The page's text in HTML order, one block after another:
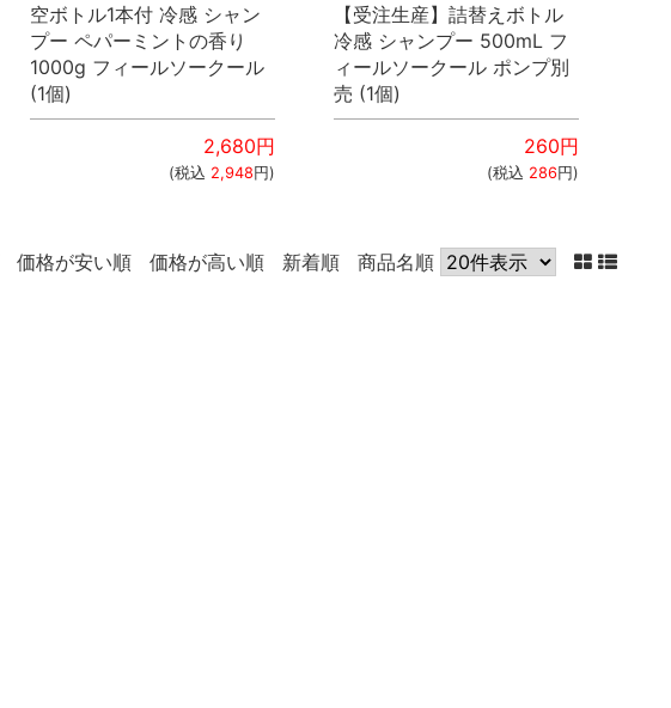
空ボトル1本付 冷感 シャン
プー ペパーミントの香り
1000g フィールソークール
(1個)
2,680円
(税込 2,948 円)
【受注生産】詰替えボトル
冷感 シャンプー 500mL フ
ィールソークール ポンプ別
売 (1個)
260円
(税込 286 円)
価格が安い順 価格が高い順 新着順 商品名順